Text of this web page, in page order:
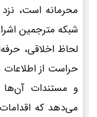
محرمانه است،
شبکه مترجمین
لحاظ اخلاقی،
حراست از
و مستندات آن‌ها
می‌دهد که